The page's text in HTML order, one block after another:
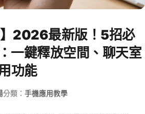
】2026最新版！5招必
一鍵釋放空間、聊天室
功能
分類： 手機應用教學